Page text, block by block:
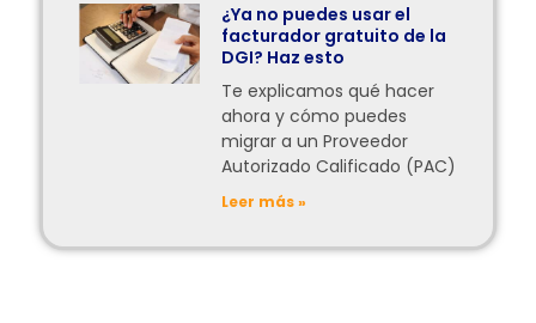
¿Ya no puedes usar el
facturador gratuito de la
DGI? Haz esto
Te explicamos qué hacer
ahora y cómo puedes
migrar a un Proveedor
Autorizado Calificado (PAC)
Leer más »